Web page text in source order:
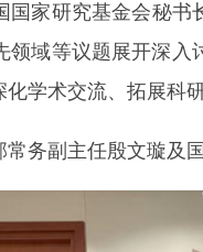
家研究基金会秘
域等议题展开深
学术交流、拓展科
副主任殷文璇及国